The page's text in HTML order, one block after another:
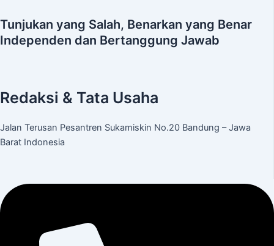
Tunjukan yang Salah, Benarkan yang Benar
Independen dan Bertanggung Jawab
Redaksi & Tata Usaha
Jalan Terusan Pesantren Sukamiskin No.20 Bandung – Jawa
Barat Indonesia